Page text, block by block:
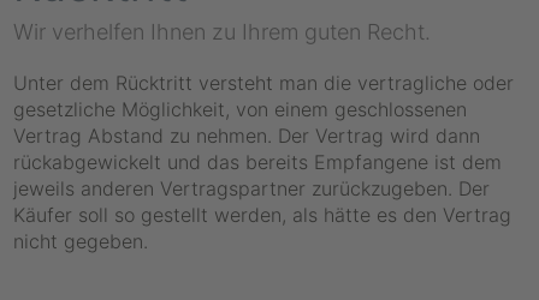
Wir verhelfen Ihnen zu Ihrem guten Recht.
Unter dem Rücktritt versteht man die vertragliche oder
gesetzliche Möglichkeit, von einem geschlossenen
Vertrag Abstand zu nehmen. Der Vertrag wird dann
rückabgewickelt und das bereits Empfangene ist dem
jeweils anderen Vertragspartner zurückzugeben. Der
Käufer soll so gestellt werden, als hätte es den Vertrag
nicht gegeben.